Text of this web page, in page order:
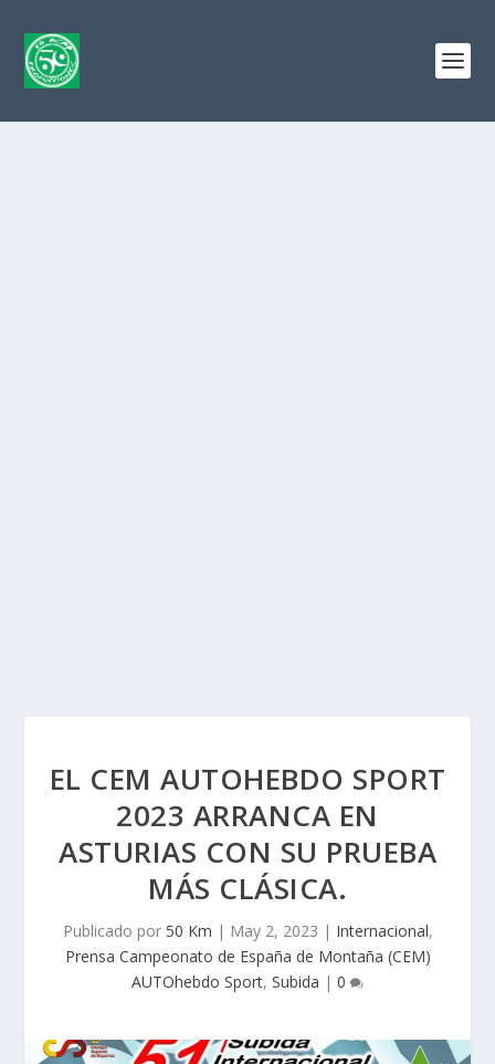
EL CEM AUTOHEBDO SPORT
2023 ARRANCA EN
ASTURIAS CON SU PRUEBA
MÁS CLÁSICA.
Publicado por 50 Km | May 2, 2023 | Internacional,
Prensa Campeonato de España de Montaña (CEM)
AUTOhebdo Sport, Subida | 0